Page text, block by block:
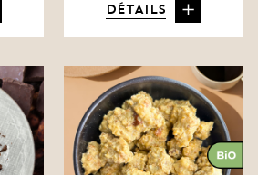
DÉTAILS